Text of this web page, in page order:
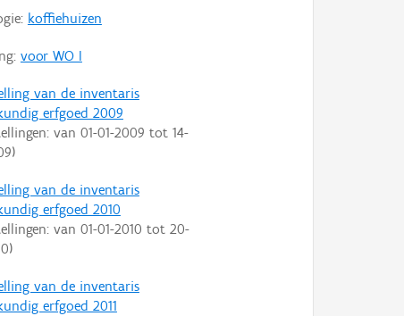
koffiehuizen
voor WO I
van de inventaris
erfgoed 2009
van 01-01-2009 tot 14-
)
van de inventaris
erfgoed 2010
van 01-01-2010 tot 20-
)
van de inventaris
erfgoed 2011